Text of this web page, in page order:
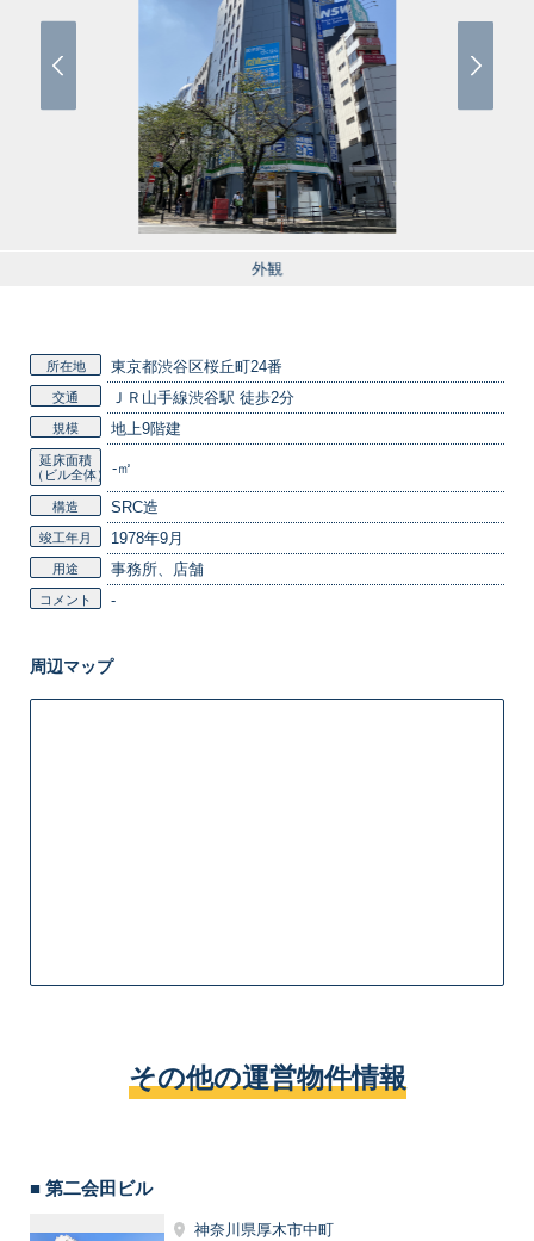
外観
所在地 東京都渋谷区桜丘町24番
交通 ＪＲ山手線渋谷駅 徒歩2分
規模 地上9階建
延床面積
（ビル全体）
-㎡
構造 SRC造
竣工年月 1978年9月
用途 事務所、店舗
コメント -
周辺マップ
その他の運営物件情報
■ 第二会田ビル
神奈川県厚木市中町